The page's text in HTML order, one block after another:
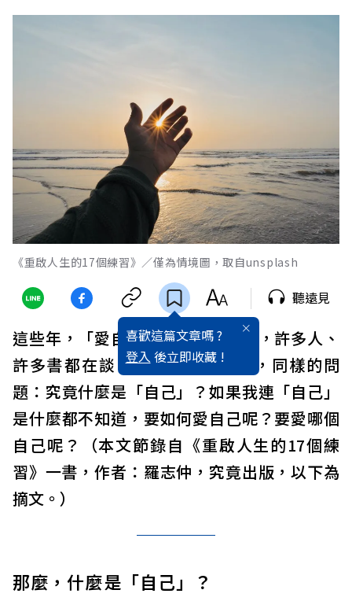
《重啟人生的17個練習》／僅為情境圖，取自unsplash
喜歡這篇文章嗎 ?
登入 後立即收藏 !
聽遠見
這些年，「愛自己」這個詞很流行，許多人、
許多書都在談「愛自己」。但是，同樣的問
題：究竟什麼是「自己」？如果我連「自己」
是什麼都不知道，要如何愛自己呢？要愛哪個
自己呢？（本文節錄自《重啟人生的17個練
習》一書，作者：羅志仲，究竟出版，以下為
摘文。）
那麼，什麼是「自己」？